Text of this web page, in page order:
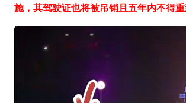
施，其驾驶证也将被吊销且五年内不得